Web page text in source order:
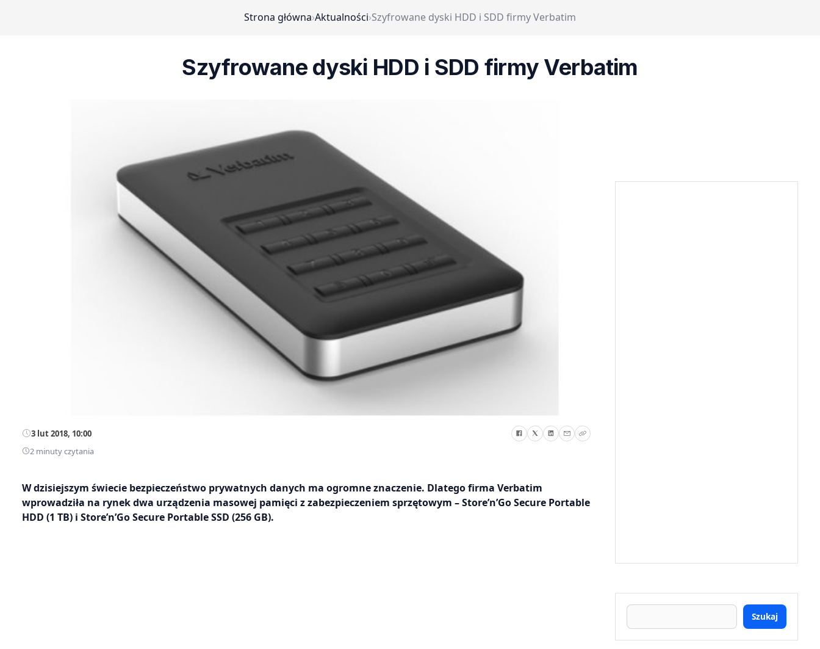
Strona główna›Aktualności›Szyfrowane dyski HDD i SDD firmy Verbatim
Szyfrowane dyski HDD i SDD firmy Verbatim
3 lut 2018, 10:00
2 minuty czytania
W dzisiejszym świecie bezpieczeństwo prywatnych danych ma ogromne znaczenie. Dlatego firma Verbatim
wprowadziła na rynek dwa urządzenia masowej pamięci z zabezpieczeniem sprzętowym – Store’n’Go Secure Portable
HDD (1 TB) i Store’n’Go Secure Portable SSD (256 GB).
Szukaj